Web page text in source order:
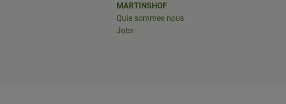
MARTINSHOF
Quie sommes nous
Jobs